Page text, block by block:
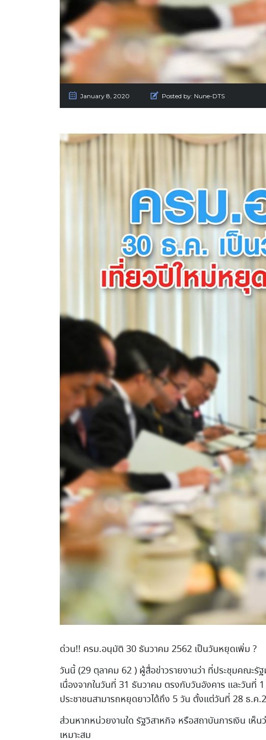
January 8, 2020 Posted by: Nune-DTS
ด่วน!! ครม.อนุมัติ 30 ธันวาคม 2562 เป็นวันหยุดเพิ่ม ?
วันนี้ (29 ตุลาคม 62 ) ผู้สื่อข่าวรายงานว่า ที่ประชุมคณะ
เนื่องจากในวันที่ 31 ธันวาคม ตรงกับวันอังคาร และวัน
ประชาชนสามารถหยุดยาวได้ถึง 5 วัน ตั้งแต่วันที่ 28 ธ.
ส่วนหากหน่วยงานใด รัฐวิสาหกิจ หรือสถาบันการเงิน เห็
เหมาะสม